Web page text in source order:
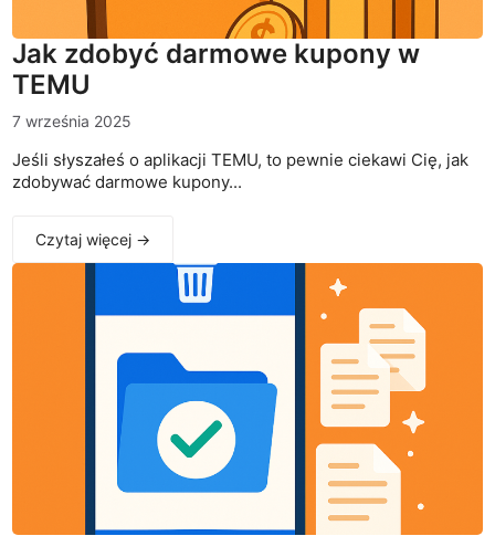
Jak zdobyć darmowe kupony w
TEMU
7 września 2025
Jeśli słyszałeś o aplikacji TEMU, to pewnie ciekawi Cię, jak
zdobywać darmowe kupony...
Czytaj więcej →